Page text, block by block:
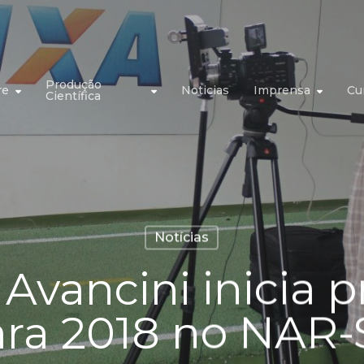
Produção
Científica Noticias Imprensa
Notícias
inicia
2018 no NAR-